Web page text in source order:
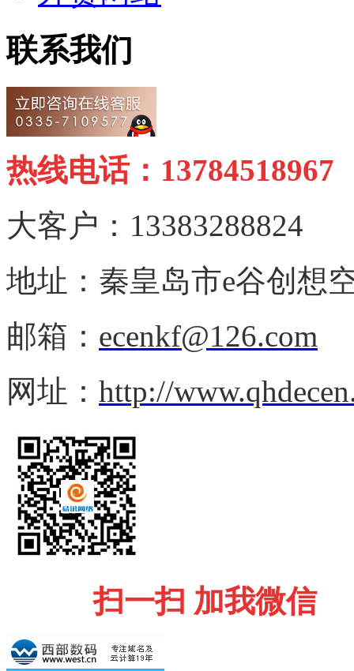
联系我们
热线电话：13784518967
大客户：13383288824
地址：秦皇岛市e谷创想
邮箱： ecenkf@126.com
网址： http://
扫一扫 加我微信